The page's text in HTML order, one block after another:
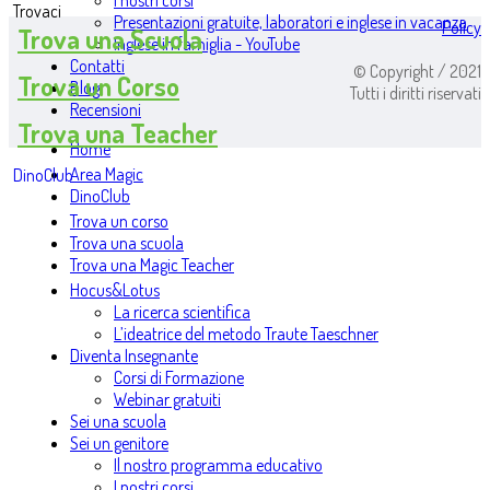
Presentazioni gratuite, laboratori e inglese in vacanza
Inglese in famiglia - YouTube
Contatti
Blog
Recensioni
Home
Area Magic
DinoClub
Trova un corso
Trova una scuola
Trova una Magic Teacher
Hocus&Lotus
La ricerca scientifica
L’ideatrice del metodo Traute Taeschner
Diventa Insegnante
Corsi di Formazione
Webinar gratuiti
Sei una scuola
Sei un genitore
Il nostro programma educativo
Trovaci
Trova una Scuola
Trova un Corso
Trova una Teacher
DinoClub
Policy
© Copyright / 2021
Tutti i diritti riservati